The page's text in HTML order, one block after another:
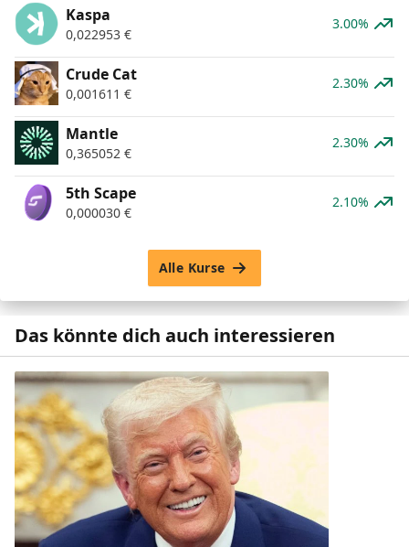
Kaspa
0,022953 €
3.00%
Crude Cat
0,001611 €
2.30%
Mantle
0,365052 €
2.30%
5th Scape
0,000030 €
2.10%
Alle Kurse
Das könnte dich auch interessieren